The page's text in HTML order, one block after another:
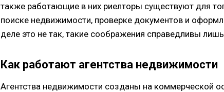
также работающие в них риелторы существуют для
поиске недвижимости, проверке документов и
деле это не так, такие соображения справедливы
Как работают агентства недвижимости
Агентства недвижимости созданы на коммерческой